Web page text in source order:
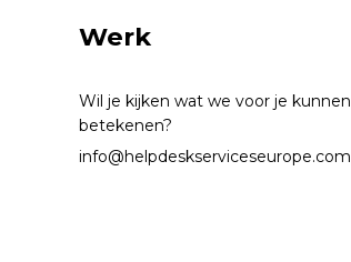
Werk
Wil je kijken wat we voor je kunnen
betekenen?
info@helpdeskserviceseurope.com